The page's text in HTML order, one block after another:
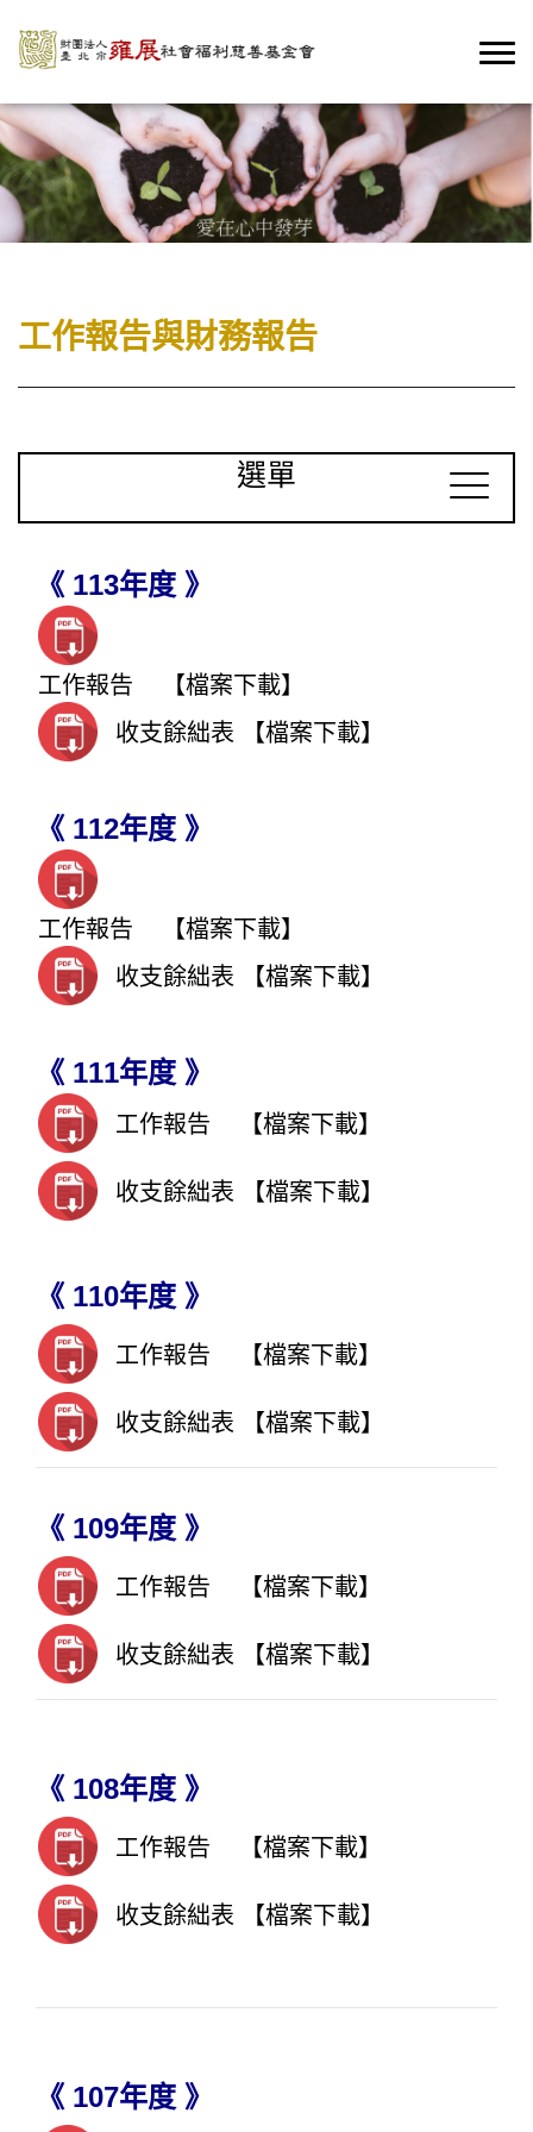
工作報告與財務報告
選單
《 113年度 》
工作報告
【檔案下載】
收支餘絀表
【檔案下載】
《 112年度 》
工作報告
【檔案下載】
收支餘絀表
【檔案下載】
《 111年度 》
工作報告 【檔案下載】
收支餘絀表 【檔案下載】
《 110年度 》
工作報告 【檔案下載】
收支餘絀表 【檔案下載】
《 109年度 》
工作報告 【檔案下載】
收支餘絀表 【檔案下載】
《 108年度 》
工作報告 【檔案下載】
收支餘絀表 【檔案下載】
《 107年度 》